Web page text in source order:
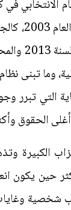
الانتخابي
التي تبرر
الحقوق
الكبيرة
حين يكون
شخصية